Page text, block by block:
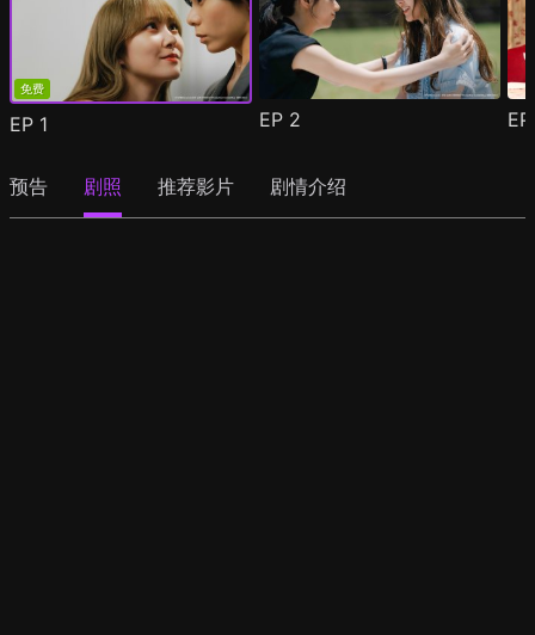
免费
EP 1 EP 2
预告 剧照 推荐影片 剧情介绍